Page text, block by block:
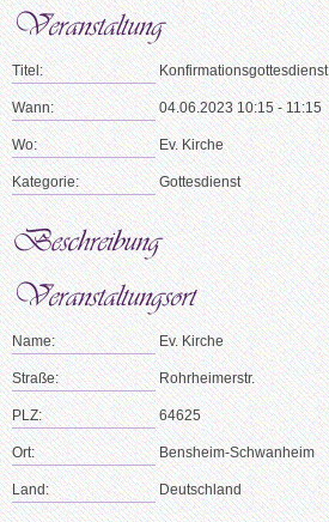
Titel: Konfirmationsgottesdienst
Wann: 04.06.2023 10:15 - 11:15
Wo: Ev. Kirche
Kategorie: Gottesdienst
Name: Ev. Kirche
Straße: Rohrheimerstr.
PLZ: 64625
Ort: Bensheim-Schwanheim
Land: Deutschland